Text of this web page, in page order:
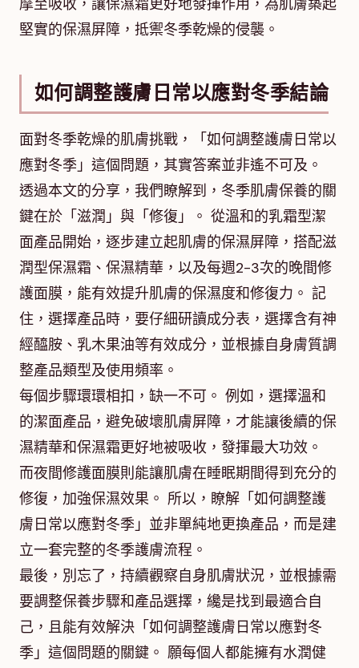
摩至吸收，讓保濕霜更好地發揮作用，為肌膚築起
堅實的保濕屏障，抵禦冬季乾燥的侵襲。
如何調整護膚日常以應對冬季結論
面對冬季乾燥的肌膚挑戰，「如何調整護膚日常以
應對冬季」這個問題，其實答案並非遙不可及。
透過本文的分享，我們瞭解到，冬季肌膚保養的關
鍵在於「滋潤」與「修復」。 從溫和的乳霜型潔
面產品開始，逐步建立起肌膚的保濕屏障，搭配滋
潤型保濕霜、保濕精華，以及每週2-3次的晚間修
護面膜，能有效提升肌膚的保濕度和修復力。 記
住，選擇產品時，要仔細研讀成分表，選擇含有神
經醯胺、乳木果油等有效成分，並根據自身膚質調
整產品類型及使用頻率。
每個步驟環環相扣，缺一不可。 例如，選擇溫和
的潔面產品，避免破壞肌膚屏障，才能讓後續的保
濕精華和保濕霜更好地被吸收，發揮最大功效。
而夜間修護面膜則能讓肌膚在睡眠期間得到充分的
修復，加強保濕效果。 所以，瞭解「如何調整護
膚日常以應對冬季」並非單純地更換產品，而是建
立一套完整的冬季護膚流程。
最後，別忘了，持續觀察自身肌膚狀況，並根據需
要調整保養步驟和產品選擇，纔是找到最適合自
己，且能有效解決「如何調整護膚日常以應對冬
季」這個問題的關鍵。 願每個人都能擁有水潤健